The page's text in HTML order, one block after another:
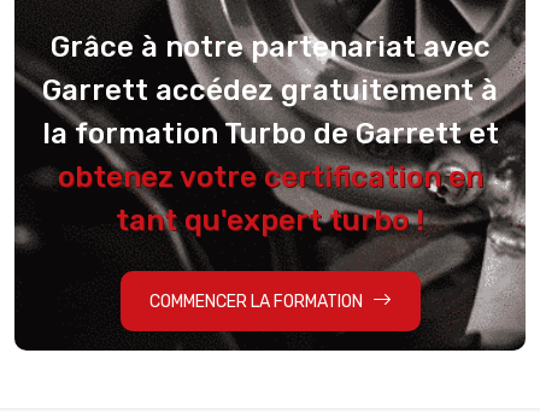
Grâce à notre partenariat avec
Garrett accédez gratuitement à
la formation Turbo de Garrett et
obtenez votre certification en
tant qu'expert turbo !
COMMENCER LA FORMATION